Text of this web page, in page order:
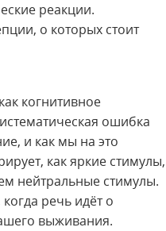
реакции.
о которых стоит
когнитивное
ошибка
и как мы на это
как яркие стимулы,
нейтральные стимулы.
речь идёт о
выживания.